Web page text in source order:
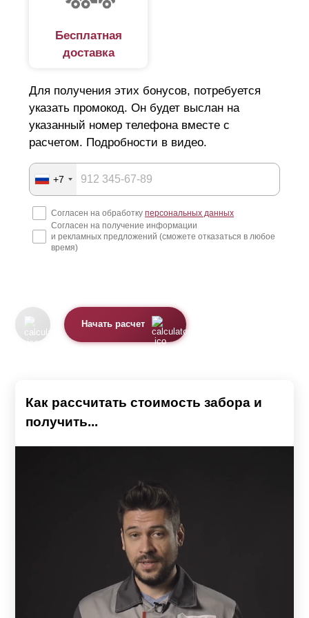
Бесплатная
доставка
Для получения этих бонусов, потребуется
указать промокод. Он будет выслан на
указанный номер телефона вместе с
расчетом. Подробности в видео.
+7
Согласен на обработку персональных данных
Согласен на получение информации
и рекламных предложений (сможете отказаться в любое
время)
Начать расчет
Как рассчитать стоимость забора и
получить...